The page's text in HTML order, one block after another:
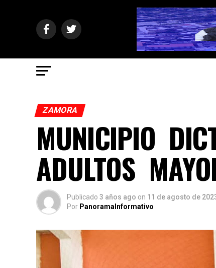
ZAMORA
MUNICIPIO
ADULTOS
Publicado 3 años ago on 11 de agosto de
Por PanoramaInformativo